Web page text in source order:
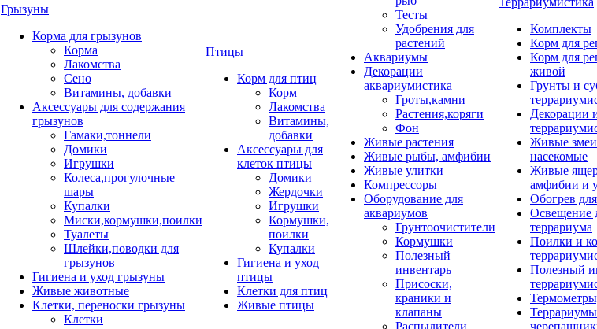
Грызуны
Корма для грызунов
Корма
Лакомства
Сено
Витамины, добавки
Аксессуары для содержания
грызунов
Гамаки,тоннели
Домики
Игрушки
Колеса,прогулочные
шары
Купалки
Миски,кормушки,поилки
Туалеты
Шлейки,поводки для
грызунов
Гигиена и уход грызуны
Живые животные
Клетки, переноски грызуны
Клетки
Птицы
Корм для птиц
Корм
Лакомства
Витамины,
добавки
Аксессуары для
клеток птицы
Домики
Жердочки
Игрушки
Кормушки,
поилки
Купалки
Гигиена и уход
птицы
Клетки для птиц
Живые птицы
Тесты
Удобрения для
растений
Аквариумы
Декорации
аквариумистика
Гроты,камни
Растения,коряги
Фон
Живые растения
Живые рыбы, амфибии
Живые улитки
Компрессоры
Оборудование для
аквариумов
Грунтоочистители
Кормушки
Полезный
инвентарь
Присоски,
краники и
клапаны
Распылители
Комплекты
Корм для
Корм для
живой
Грунты и
Декорации
Живые
насекомые
Живые
амфибии и
Обогрев
Освещение
террариума
Поилки и
Полезный